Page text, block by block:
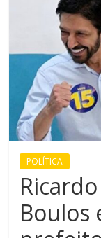
POLÍTICA
Boulos